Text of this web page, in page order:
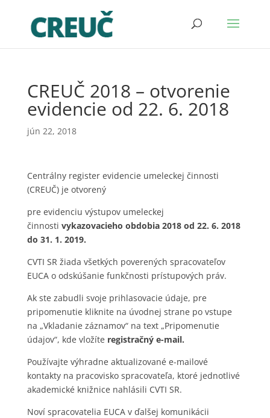
CREUČ 2018 – otvorenie
evidencie od 22. 6. 2018
jún 22, 2018
Centrálny register evidencie umeleckej činnosti
(CREUČ) je otvorený
pre evidenciu výstupov umeleckej
činnosti vykazovacieho obdobia 2018 od 22. 6. 2018
do 31. 1. 2019.
CVTI SR žiada všetkých poverených spracovateľov
EUCA o odskúšanie funkčnosti prístupových práv.
Ak ste zabudli svoje prihlasovacie údaje, pre
pripomenutie kliknite na úvodnej strane po vstupe
na „Vkladanie záznamov“ na text „Pripomenutie
údajov“, kde vložíte registračný e-mail.
Používajte výhradne aktualizované e-mailové
kontakty na pracovisko spracovateľa, ktoré jednotlivé
akademické knižnice nahlásili CVTI SR.
Noví spracovatelia EUCA v ďalšej komunikácii